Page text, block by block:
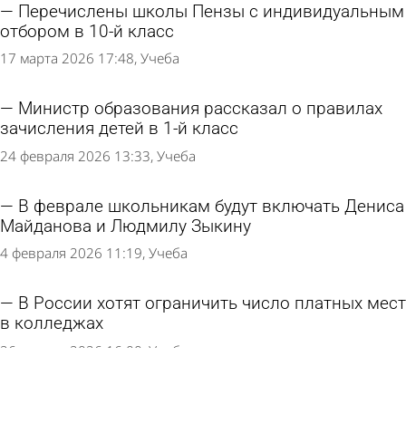
Перечислены школы Пензы с индивидуальным
отбором в 10-й класс
17 марта 2026 17:48 Учеба
Министр образования рассказал о правилах
зачисления детей в 1-й класс
24 февраля 2026 13:33 Учеба
В феврале школьникам будут включать Дениса
Майданова и Людмилу Зыкину
4 февраля 2026 11:19 Учеба
В России хотят ограничить число платных мест
в колледжах
26 января 2026 16:00 Учеба